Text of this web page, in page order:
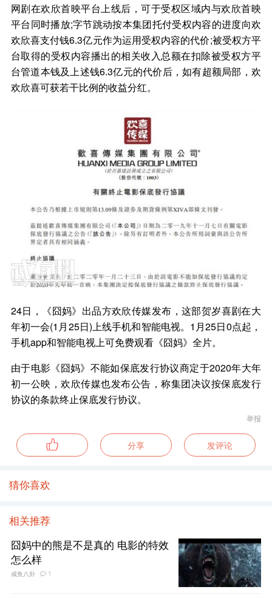
网剧在欢欣首映平台上线后，可于受权区域内与欢欣首映
平台同时播放;字节跳动按本集团托付受权内容的进度向欢
欢欣喜支付钱6.3亿元作为运用受权内容的代价;被受权方平
台取得的受权内容播出的相关收入总额在扣除被受权方平
台管道本钱及上述钱6.3亿元的代价后，如有超额局部，欢
欢欣喜可获若干比例的收益分红。
24日，《囧妈》出品方欢欣传媒发布，这部贺岁喜剧在大
年初一会(1月25日)上线手机和智能电视。1月25日0点起，
手机app和智能电视上可免费观看《囧妈》全片。
由于电影《囧妈》不能如保底发行协议商定于2020年大年
初一公映，欢欣传媒也发布公告，称集团决议按保底发行
协议的条款终止保底发行协议。
举报
分享 发评论
猜你喜欢
相关推荐
囧妈中的熊是不是真的 电影的特效
怎么样
咸鱼八卦 1